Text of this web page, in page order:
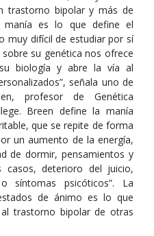
trastorno bipolar y más de
manía es lo que define el
muy difícil de estudiar por sí
su genética nos ofrece
biología y abre la vía al
señala uno de
profesor de Genética
Breen define la manía
que se repite de forma
un aumento de la energía,
de dormir, pensamientos y
casos, deterioro del juicio,
síntomas psicóticos”. La
de ánimo es lo que
trastorno bipolar de otras